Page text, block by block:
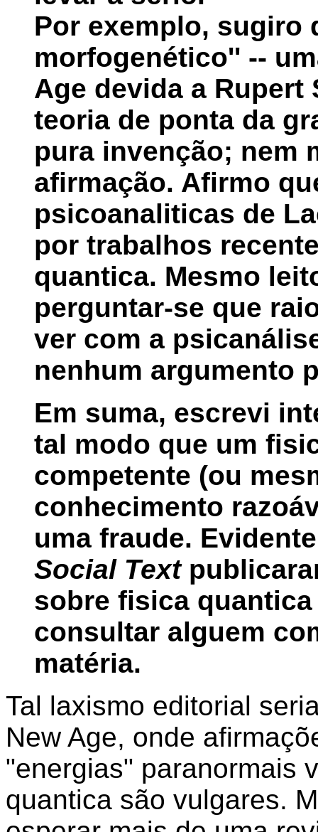
Por exemplo, sugiro
morfogenético'' --
Age devida a
teoria de ponta da
pura invenção; nem
afirmação. Afirmo
psicoanaliticas de
por trabalhos
quantica. Mesmo
perguntar-se que
ver com a
nenhum argumento
Em suma, escrevi
tal modo que um
competente (ou
conhecimento
uma fraude.
Social Text
sobre fisica
consultar alguem
matéria.
Tal laxismo editorial
New Age, onde
"energias" paranormais
quantica são vulgares.